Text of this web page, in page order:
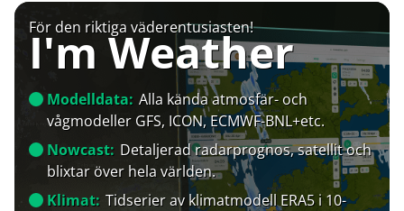
För den riktiga väderentusiasten!
I'm Weather
Modelldata: Alla kända atmosfär- och
vågmodeller GFS, ICON, ECMWF-BNL+etc.
Nowcast: Detaljerad radarprognos, satellit och
blixtar över hela världen.
Klimat: Tidserier av klimatmodell ERA5 i 10-